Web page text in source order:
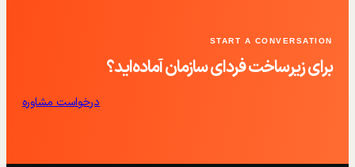
START A CONVERSATION
برای زیرساخت فردای سازمان آماده‌اید؟
درخواست مشاوره